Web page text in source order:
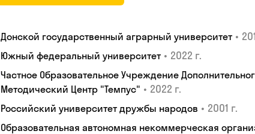
Донской государственный аграрный университет •
Южный федеральный университет • 2022 г.
Частное Образовательное Учреждение
Методический Центр "Темпус" • 2022 г.
Российский университет дружбы народов • 2001 г.
Образовательная автономная некоммерческая